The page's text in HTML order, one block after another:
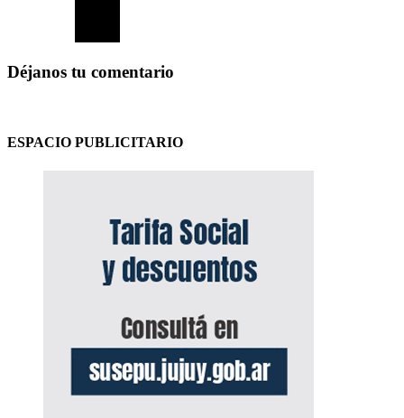
Déjanos tu comentario
ESPACIO PUBLICITARIO